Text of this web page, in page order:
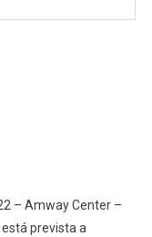
– Amway Center –
prevista a